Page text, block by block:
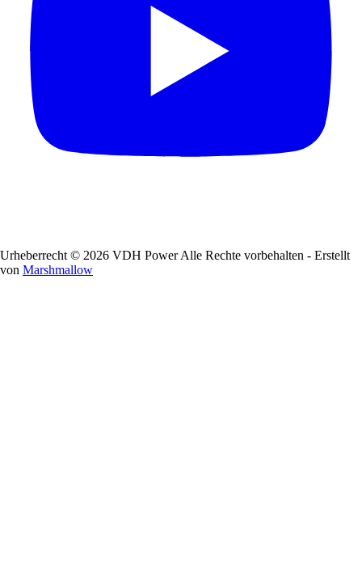
Urheberrecht © 2026 VDH Power Alle Rechte vorbehalten - Erstellt
von Marshmallow